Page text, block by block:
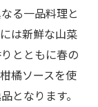
る一品料理と
は新鮮な山菜
とともに春の
橘ソースを使
となります。